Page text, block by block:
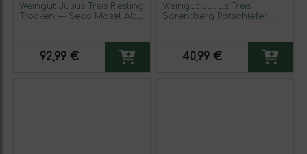
Weingut Julius Treis Riesling
Trocken — Seco Mosel Alte
92,99 €
Weingut Julius Treis
Sorentberg Rotschiefer
Blanco40,99 €